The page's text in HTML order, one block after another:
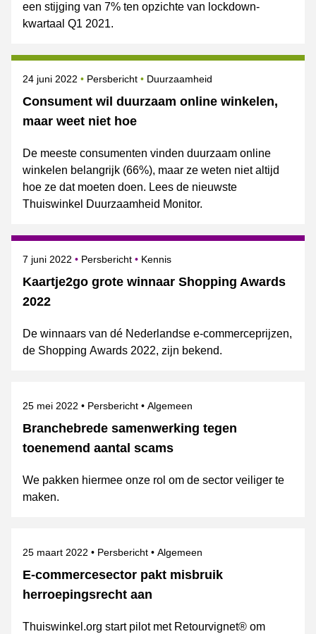
een stijging van 7% ten opzichte van lockdown-
kwartaal Q1 2021.
Consument wil duurzaam online winkelen,
maar weet niet hoe
Gepubliceerd op
24 juni 2022 Categorie
Persbericht Onderwerpen
Duurzaamheid
De meeste consumenten vinden duurzaam online
winkelen belangrijk (66%), maar ze weten niet altijd
hoe ze dat moeten doen. Lees de nieuwste
Thuiswinkel Duurzaamheid Monitor.
Kaartje2go grote winnaar Shopping Awards
2022
Gepubliceerd op
7 juni 2022 Categorie
Persbericht Onderwerpen
Kennis
De winnaars van dé Nederlandse e-commerceprijzen,
de Shopping Awards 2022, zijn bekend.
Branchebrede samenwerking tegen
toenemend aantal scams
Gepubliceerd op
25 mei 2022 Categorie
Persbericht Onderwerpen
Algemeen
We pakken hiermee onze rol om de sector veiliger te
maken.
E-commercesector pakt misbruik
herroepingsrecht aan
Gepubliceerd op
25 maart 2022 Categorie
Persbericht Onderwerpen
Algemeen
Thuiswinkel.org start pilot met Retourvignet® om